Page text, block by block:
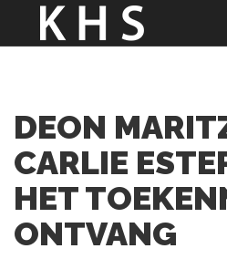
DEON
CARLIE
HET
ONTVANG